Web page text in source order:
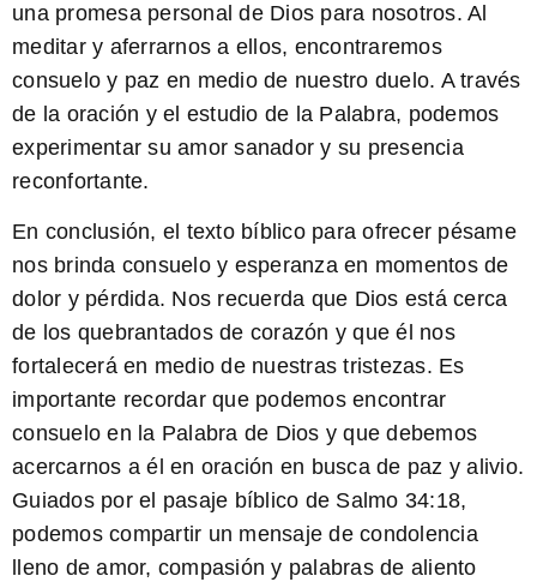
una promesa personal de Dios para nosotros. Al
meditar y aferrarnos a ellos, encontraremos
consuelo y paz en medio de nuestro duelo. A través
de la oración y el estudio de la Palabra, podemos
experimentar su amor sanador y su presencia
reconfortante.
En conclusión, el texto bíblico para ofrecer pésame
nos brinda consuelo y esperanza en momentos de
dolor y pérdida. Nos recuerda que Dios está cerca
de los quebrantados de corazón y que él nos
fortalecerá en medio de nuestras tristezas. Es
importante recordar que podemos encontrar
consuelo en la Palabra de Dios y que debemos
acercarnos a él en oración en busca de paz y alivio.
Guiados por el pasaje bíblico de Salmo 34:18,
podemos compartir un mensaje de condolencia
lleno de amor, compasión y palabras de aliento